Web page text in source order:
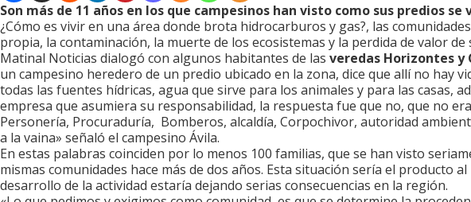
Son más de 11 años en los que campesinos han visto como sus predios
¿Cómo es vivir en una área donde brota hidrocarburos y gas?, las
propia, la contaminación, la muerte de los ecosistemas y la perdida de valor de
Matinal Noticias dialogó con algunos habitantes de las veredas Horizontes y
un campesino heredero de un predio ubicado en la zona, dice que allí no hay
todas las fuentes hídricas, agua que sirve para los animales y para las casas,
empresa que asumiera su responsabilidad, la respuesta fue que no, que no
Personería, Procuraduría, Bomberos, alcaldía, Corpochivor, autoridad
a la vaina» señaló el campesino Ávila.
En estas palabras coinciden por lo menos 100 familias, que se han visto
mismas comunidades hace más de dos años. Esta situación sería el producto
desarrollo de la actividad estaría dejando serias consecuencias en la región.